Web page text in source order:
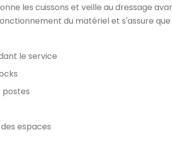
les cuissons et veille au dressage
du matériel et s'assure que
le service
postes
espaces